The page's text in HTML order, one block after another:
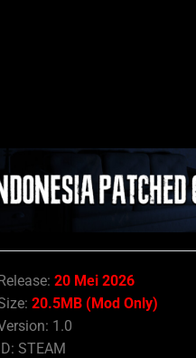
20 Mei 2026
20.5MB (Mod Only)
1.0
STEAM